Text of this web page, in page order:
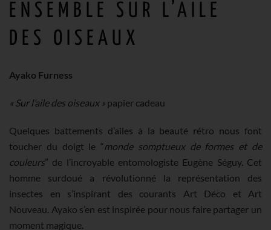
ENSEMBLE SUR L’AILE
DES OISEAUX
Ayako Furness
« Sur l’aile des oiseaux » papier cadeau
Quelques battements d’ailes à la beauté rétro nous font
toucher du doigt le “monde somptueux de formes et de
couleurs” de l’incroyable entomologiste Eugène Séguy. Cet
homme surdoué a révolutionné la représentation des
insectes en s’inspirant des courants Art Déco et Art
Nouveau. Ayako s’en est inspirée pour nous faire partager un
moment magique.